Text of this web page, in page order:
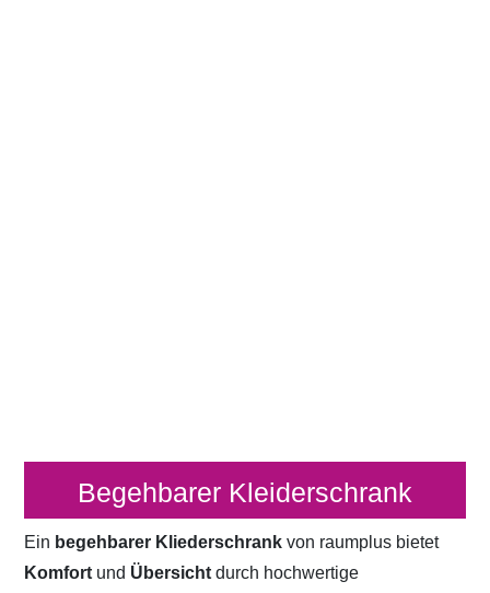
Begehbarer Kleiderschrank
Ein begehbarer Kliederschrankvon raumplus bietet
Komfort und Übersicht durch hochwertige